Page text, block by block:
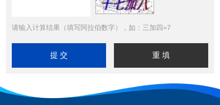
请输入计算结果（填写阿拉伯数字），如：三加四=7